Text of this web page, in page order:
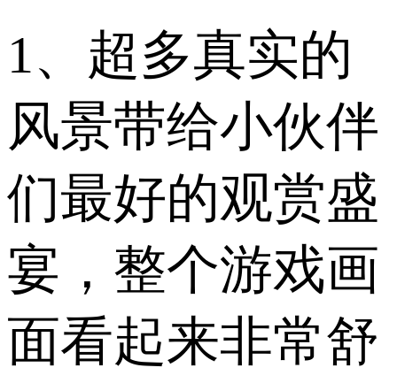
1、超多真实的
风景带给小伙伴
们最好的观赏盛
宴，整个游戏画
面看起来非常舒